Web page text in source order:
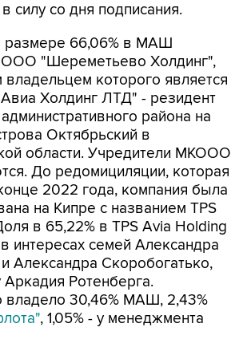
силу со дня подписания.
размере 66,06% в МАШ
ООО "Шереметьево Холдинг",
которого является
Холдинг ЛТД" - резидент
района на
Октябрьский в
области. Учредители МКООО
До редомициляции, которая
2022 года, компания была
на Кипре с названием TPS
в 65,22% в TPS Avia Holding
интересах семей Александра
Александра Скоробогатько,
Ротенберга.
владело 30,46% МАШ, 2,43%
, 1,05% - у менеджмента